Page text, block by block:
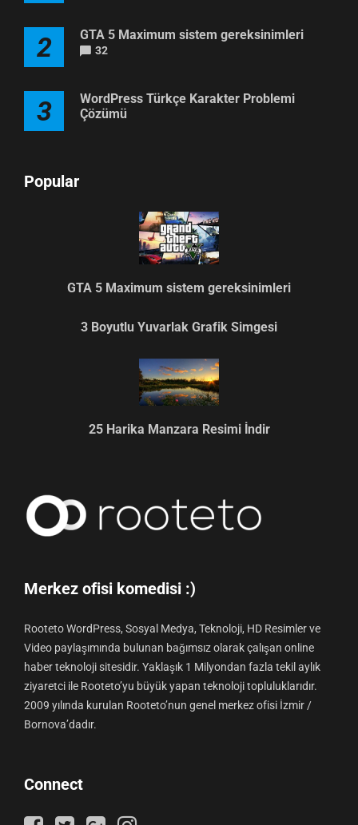
2 GTA 5 Maximum sistem gereksinimleri
32
3
WordPress Türkçe Karakter Problemi
Çözümü
Popular
GTA 5 Maximum sistem gereksinimleri
3 Boyutlu Yuvarlak Grafik Simgesi
25 Harika Manzara Resimi İndir
Merkez ofisi komedisi :)
Rooteto WordPress, Sosyal Medya, Teknoloji, HD Resimler ve
Video paylaşımında bulunan bağımsız olarak çalışan online
haber teknoloji sitesidir. Yaklaşık 1 Milyondan fazla tekil aylık
ziyaretci ile Rooteto’yu büyük yapan teknoloji topluluklarıdır.
2009 yılında kurulan Rooteto’nun genel merkez ofisi İzmir /
Bornova’dadır.
Connect